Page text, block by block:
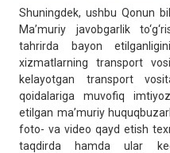
Shuningdek, ushbu Qonun
Ma’muriy javobgarlik
tahrirda bayon
xizmatlarning transport
kelayotgan transport
qoidalariga muvofiq
etilgan ma’muriy
foto- va video qayd etish
taqdirda hamda ular